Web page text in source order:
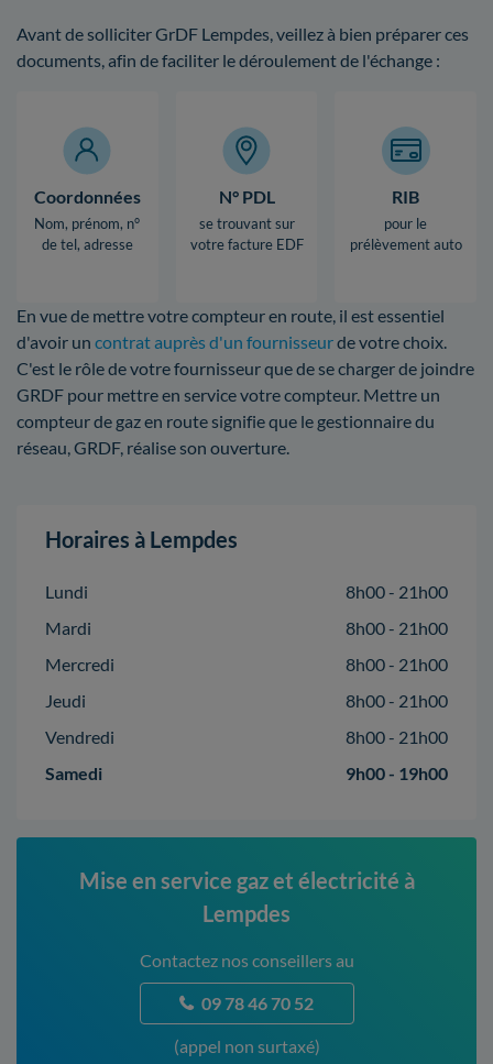
Avant de solliciter GrDF Lempdes, veillez à bien préparer ces
documents, afin de faciliter le déroulement de l'échange :
Coordonnées
Nom, prénom, n°
de tel, adresse
N° PDL
se trouvant sur
votre facture EDF
RIB
pour le
prélèvement auto
En vue de mettre votre compteur en route, il est essentiel
d'avoir un contrat auprès d'un fournisseurde votre choix.
C'est le rôle de votre fournisseur que de se charger de joindre
GRDF pour mettre en service votre compteur. Mettre un
compteur de gaz en route signifie que le gestionnaire du
réseau, GRDF, réalise son ouverture.
Horaires à Lempdes
Lundi
8h00 - 21h00
Mardi
8h00 - 21h00
Mercredi
8h00 - 21h00
Jeudi
8h00 - 21h00
Vendredi
8h00 - 21h00
Samedi
9h00 - 19h00
Mise en service gaz et électricité à
Lempdes
Contactez nos conseillers au
09 78 46 70 52
(appel non surtaxé)